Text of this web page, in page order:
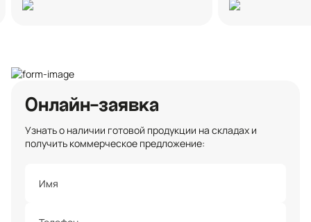
Онлайн-заявка
Узнать о наличии готовой продукции на складах и
получить коммерческое предложение: